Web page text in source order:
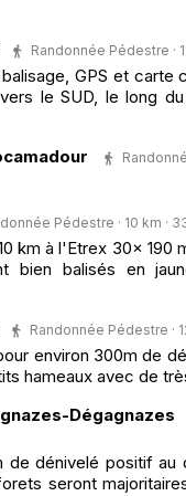
Randonnée Pédestre ·
GPS et carte
le SUD, le long
Pédestre · 10 km ·
km à l'Etrex 30x 190
bien balisés en
Randonnée Pédestre ·
environ 300m de
hameaux avec de
Dégagnazes
de dénivelé positif
seront